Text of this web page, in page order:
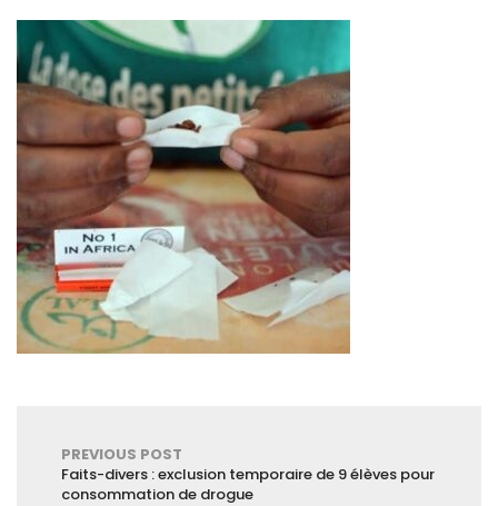
PREVIOUS POST
Faits-divers : exclusion temporaire de 9 élèves pour
consommation de drogue